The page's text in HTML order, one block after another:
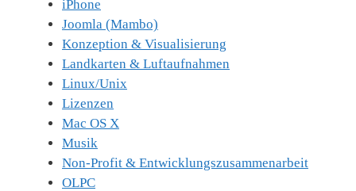
iPhone
Joomla (Mambo)
Konzeption & Visualisierung
Landkarten & Luftaufnahmen
Linux/Unix
Lizenzen
Mac OS X
Musik
Non-Profit & Entwicklungszusammenarbeit
OLPC